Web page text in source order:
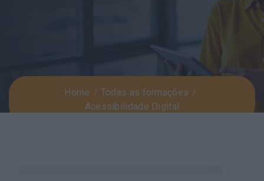
Home
Todas as formações
Acessibilidade Digital